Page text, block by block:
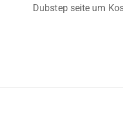
Dubstep seite um